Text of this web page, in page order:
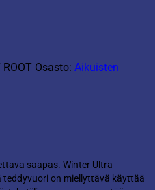
Osasto: Aikuisten
saapas. Winter Ultra
on miellyttävä käyttää